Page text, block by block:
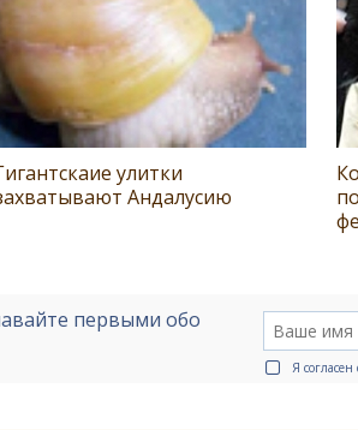
улитки
Андалуcию
первыми обо
Я согласен